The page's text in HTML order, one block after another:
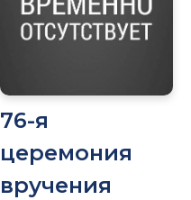
76-я
церемония
вручения